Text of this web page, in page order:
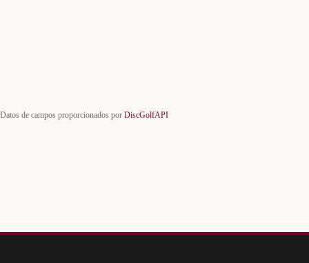
Datos de campos proporcionados por DiscGolfAPI